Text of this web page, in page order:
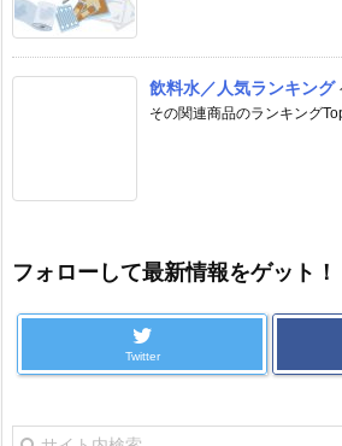
飲料水／人気ランキング
その関連商品のランキング
フォローして最新情報をゲット！
Twitter